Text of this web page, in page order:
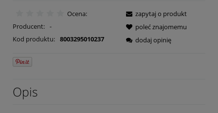
Ocena:
Producent: -
Kod produktu: 8003295010237
zapytaj o produkt
poleć znajomemu
dodaj opinię
Opis